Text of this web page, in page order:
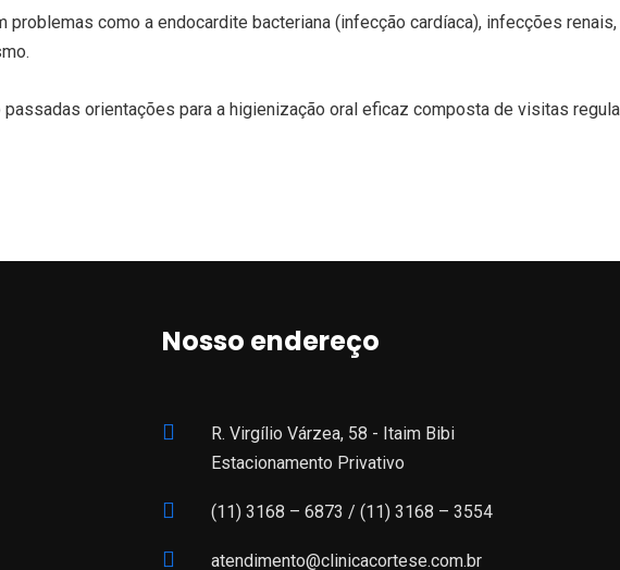
como a endocardite bacteriana (infecção cardíaca), infecções
passadas orientações para a higienização oral eficaz composta de visitas
Nosso endereço
R. Virgílio Várzea, 58 - Itaim Bibi
Estacionamento Privativo
(11) 3168 – 6873 /(11) 3168 – 3554
atendimento@clinicacortese.com.br